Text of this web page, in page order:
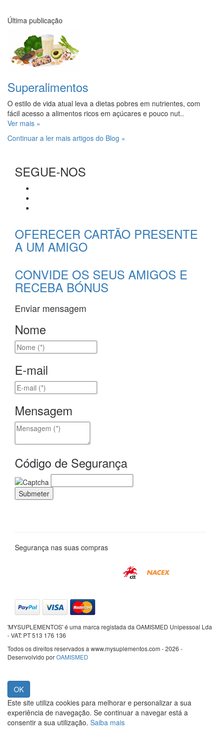
Última publicação
Superalimentos
O estilo de vida atual leva a dietas pobres em nutrientes, com
fácil acesso a alimentos ricos em açúcares e pouco nut..
Ver mais »
Continuar a ler mais artigos do Blog »
SEGUE-NOS
OFERECER CARTÃO PRESENTE
A UM AMIGO
CONVIDE OS SEUS AMIGOS E
RECEBA BÓNUS
Enviar mensagem
Nome
E-mail
Mensagem
Código de Segurança
Segurança nas suas compras
'MYSUPLEMENTOS' é uma marca registada da OAMISMED Unipessoal Lda
- VAT: PT 513 176 136
Todos os direitos reservados a www.mysuplementos.com - 2026 -
Desenvolvido porOAMISMED
Este site utiliza cookies para melhorar e personalizar a sua
experiência de navegação. Se continuar a navegar está a
consentir a sua utilização. Saiba mais